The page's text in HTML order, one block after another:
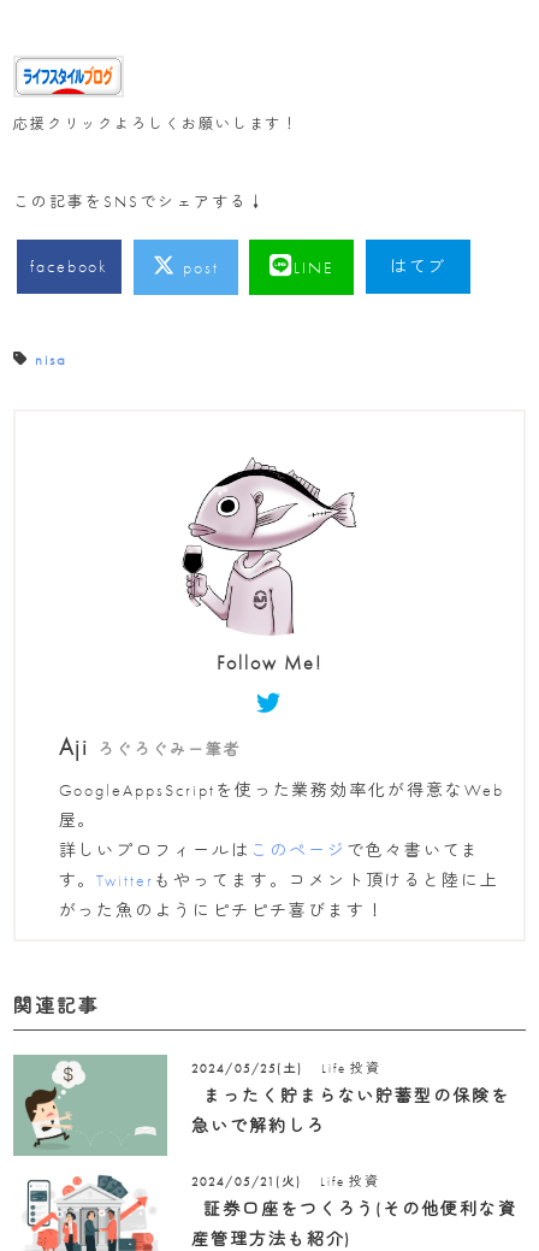
応援クリックよろしくお願いします！
この記事をSNSでシェアする↓
facebook post LINE はてブ
nisa
Follow Me!
Aji ろぐろぐみー筆者
GoogleAppsScriptを使った業務効率化が得意なWeb
屋。
詳しいプロフィールは このページ で色々書いてま
す。Twitter もやってます。コメント頂けると陸に上
がった魚のようにピチピチ喜びます！
関連記事
2024/05/25(土) Life 投資
まったく貯まらない貯蓄型の保険を
急いで解約しろ
2024/05/21(火) Life 投資
証券口座をつくろう(その他便利な資
産管理方法も紹介)